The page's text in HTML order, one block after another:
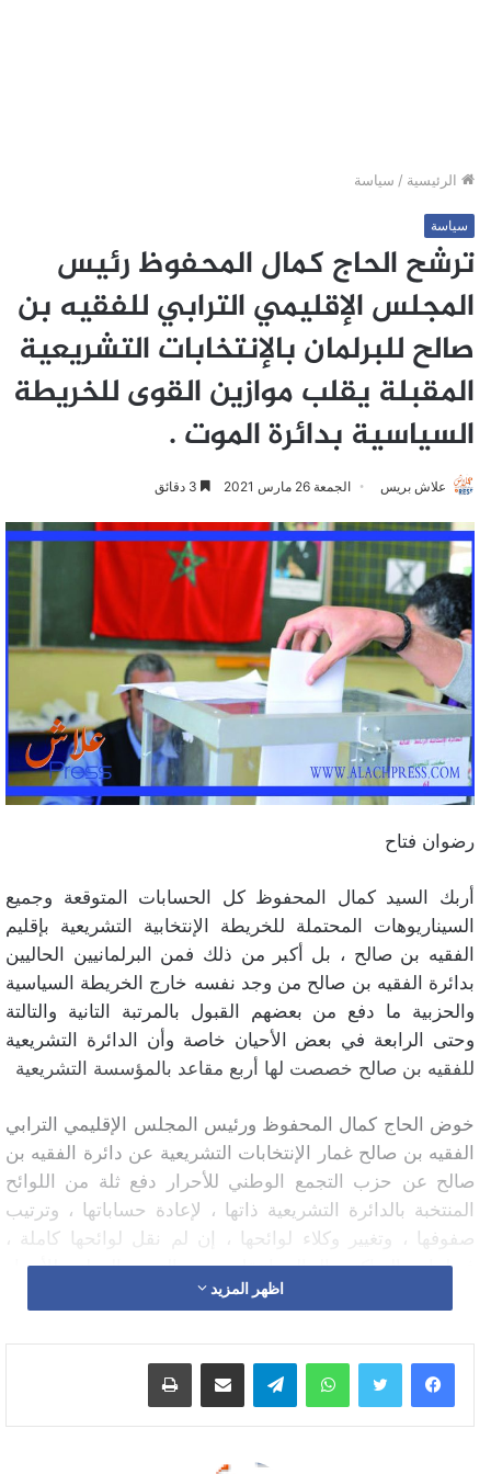
الرئيسية / سياسة
سياسة
ترشح الحاج كمال المحفوظ رئيس
المجلس الإقليمي الترابي للفقيه بن
صالح للبرلمان بالإنتخابات التشريعية
المقبلة يقلب موازين القوى للخريطة
السياسية بدائرة الموت .
علاش بريس الجمعة 26 مارس 2021
رضوان فتاح
أربك السيد كمال المحفوظ كل الحسابات المتوقعة وجميع
السيناريوهات المحتملة للخريطة الإنتخابية التشريعية بإقليم
الفقيه بن صالح ، بل أكبر من ذلك فمن البرلمانيين الحاليين
بدائرة الفقيه بن صالح من وجد نفسه خارج الخريطة السياسية
والحزبية ما دفع من بعضهم القبول بالمرتبة التانية والتالتة
وحتى الرابعة في بعض الأحيان خاصة وأن الدائرة التشريعية
للفقيه بن صالح خصصت لها أربع مقاعد بالمؤسسة التشريعية
خوض الحاج كمال المحفوظ ورئيس المجلس الإقليمي الترابي
الفقيه بن صالح غمار الإنتخابات التشريعية عن دائرة الفقيه بن
صالح عن حزب التجمع الوطني للأحرار دفع ثلة من اللوائح
المنتخبة بالدائرة التشريعية ذاتها ، لإعادة حساباتها ، وترتيب
صفوفها ، وتغيير وكلاء لوائحها ، إن لم نقل لوائحها كاملة ،
فبرلماني التراكتور الحالي إنتقل صوب التجمع الوطني للأحرار
مصطفا تانيا باللائحة الإنتخابية التشريعية بغية الحفاض على
للإنتخابات المقبلة الجماعية بإسم حزب الحمامة ، بينما تبقى
فرضية حصول الحزب على مقعدين بالدائرة التشريعية الفقيه
بن صالح مستبعدا جدا المهم هو ” .. اللهم نص خطية ولا خطية
اظهر المزيد
واتساب تيلقرام مشاركة عبر البريد طباعة